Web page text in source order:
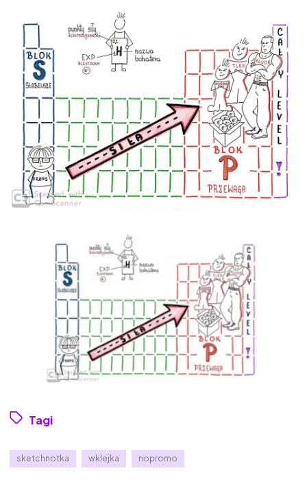
Tagi
sketchnotka wklejka nopromo